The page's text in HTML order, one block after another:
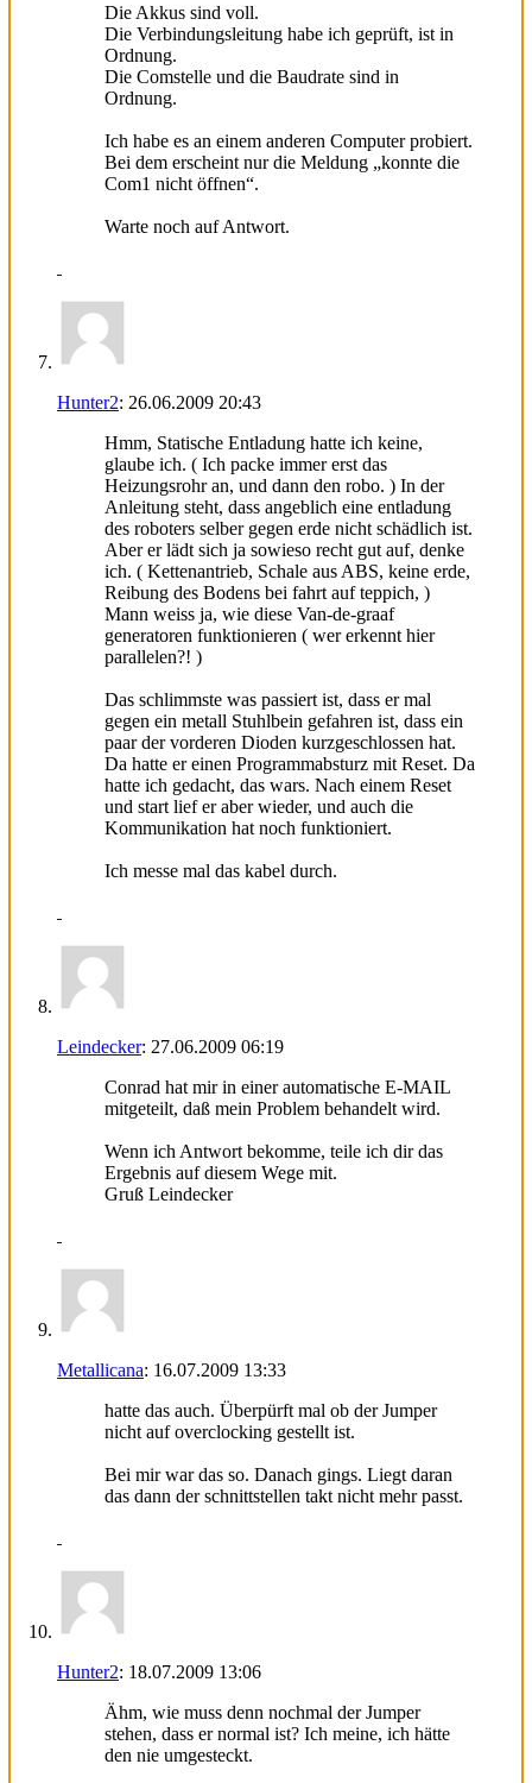
Die Akkus sind voll.
Die Verbindungsleitung habe ich geprüft, ist in
Ordnung.
Die Comstelle und die Baudrate sind in
Ordnung.
Ich habe es an einem anderen Computer probiert.
Bei dem erscheint nur die Meldung „konnte die
Com1 nicht öffnen“.
Warte noch auf Antwort.
Hunter2: 26.06.2009 20:43
Hmm, Statische Entladung hatte ich keine,
glaube ich. ( Ich packe immer erst das
Heizungsrohr an, und dann den robo. ) In der
Anleitung steht, dass angeblich eine entladung
des roboters selber gegen erde nicht schädlich ist.
Aber er lädt sich ja sowieso recht gut auf, denke
ich. ( Kettenantrieb, Schale aus ABS, keine erde,
Reibung des Bodens bei fahrt auf teppich, )
Mann weiss ja, wie diese Van-de-graaf
generatoren funktionieren ( wer erkennt hier
parallelen?! )
Das schlimmste was passiert ist, dass er mal
gegen ein metall Stuhlbein gefahren ist, dass ein
paar der vorderen Dioden kurzgeschlossen hat.
Da hatte er einen Programmabsturz mit Reset. Da
hatte ich gedacht, das wars. Nach einem Reset
und start lief er aber wieder, und auch die
Kommunikation hat noch funktioniert.
Ich messe mal das kabel durch.
Leindecker: 27.06.2009 06:19
Conrad hat mir in einer automatische E-MAIL
mitgeteilt, daß mein Problem behandelt wird.
Wenn ich Antwort bekomme, teile ich dir das
Ergebnis auf diesem Wege mit.
Gruß Leindecker
Metallicana: 16.07.2009 13:33
hatte das auch. Überpürft mal ob der Jumper
nicht auf overclocking gestellt ist.
Bei mir war das so. Danach gings. Liegt daran
das dann der schnittstellen takt nicht mehr passt.
Hunter2: 18.07.2009 13:06
Ähm, wie muss denn nochmal der Jumper
stehen, dass er normal ist? Ich meine, ich hätte
den nie umgesteckt.